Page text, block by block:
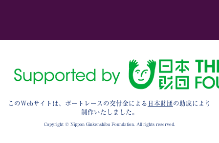
このWebサイトは、ボートレースの交付金による 日本財団の助成により
制作いたしました。
Copyright © Nippon Ginkenshibu Foundation. All rights reserved.